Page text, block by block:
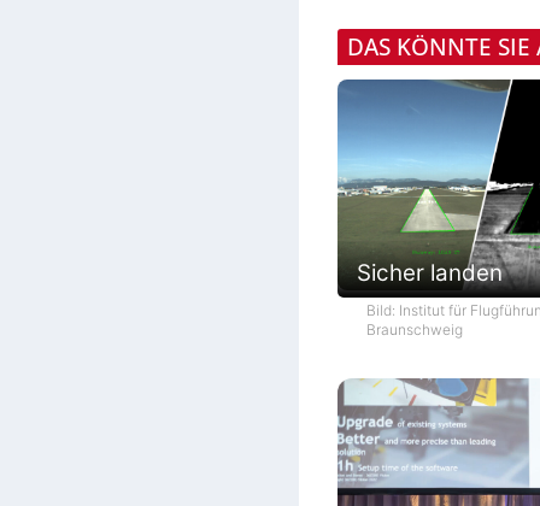
DAS KÖNNTE SIE
Sicher landen
Bild: Institut für
Braunschweig